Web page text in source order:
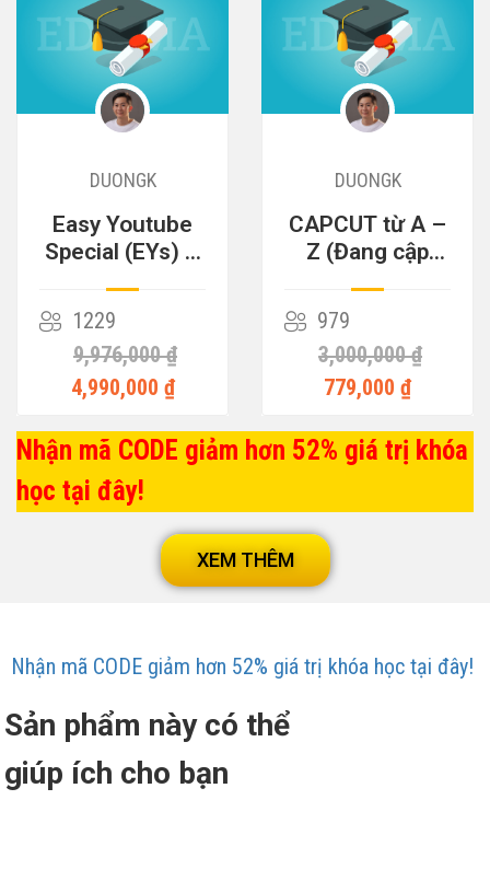
DUONGK
Easy Youtube
Special (EYs) –
Tiền
1229
9,976,000 ₫
4,990,000 ₫
DUONGK
CAPCUT từ A –
Z (Đang cập
979
3,000,000 ₫
779,000 ₫
Nhận mã CODE giảm hơn 52% giá trị khóa
học tại đây!
XEM THÊM
Nhận mã CODE giảm hơn 52% giá trị khóa học tại đây!
Sản phẩm này có thể
giúp ích cho bạn